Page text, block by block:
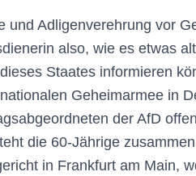
und Adligenverehrung vor
also, wie es etwas
Staates informieren
Geheimarmee in
der AfD
die 60-Jährige
in Frankfurt am Main,